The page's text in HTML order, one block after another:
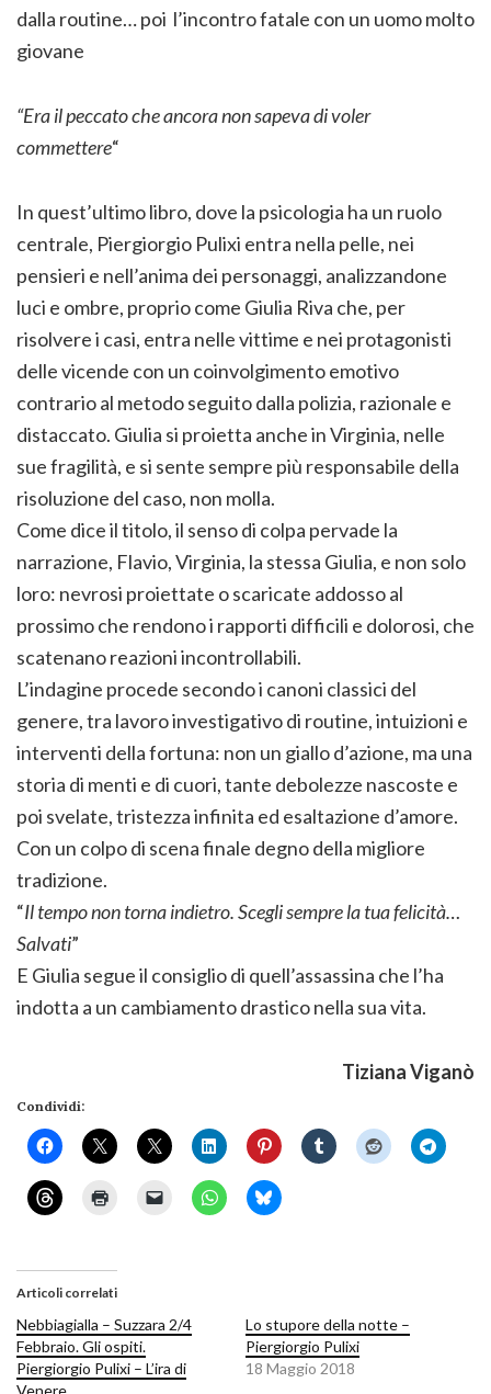
dalla routine… poi l’incontro fatale con un uomo molto
giovane
“Era il peccato che ancora non sapeva di voler
commettere“
In quest’ultimo libro, dove la psicologia ha un ruolo
centrale, Piergiorgio Pulixi entra nella pelle, nei
pensieri e nell’anima dei personaggi, analizzandone
luci e ombre, proprio come Giulia Riva che, per
risolvere i casi, entra nelle vittime e nei protagonisti
delle vicende con un coinvolgimento emotivo
contrario al metodo seguito dalla polizia, razionale e
distaccato. Giulia si proietta anche in Virginia, nelle
sue fragilità, e si sente sempre più responsabile della
risoluzione del caso, non molla.
Come dice il titolo, il senso di colpa pervade la
narrazione, Flavio, Virginia, la stessa Giulia, e non solo
loro: nevrosi proiettate o scaricate addosso al
prossimo che rendono i rapporti difficili e dolorosi, che
scatenano reazioni incontrollabili.
L’indagine procede secondo i canoni classici del
genere, tra lavoro investigativo di routine, intuizioni e
interventi della fortuna: non un giallo d’azione, ma una
storia di menti e di cuori, tante debolezze nascoste e
poi svelate, tristezza infinita ed esaltazione d’amore.
Con un colpo di scena finale degno della migliore
tradizione.
“Il tempo non torna indietro. Scegli sempre la tua felicità…
Salvati”
E Giulia segue il consiglio di quell’assassina che l’ha
indotta a un cambiamento drastico nella sua vita.
Tiziana Viganò
Condividi:
Articoli correlati
Nebbiagialla – Suzzara 2/4
Febbraio. Gli ospiti.
Piergiorgio Pulixi – L’ira di
Venere
Lo stupore della notte –
Piergiorgio Pulixi
18 Maggio 2018